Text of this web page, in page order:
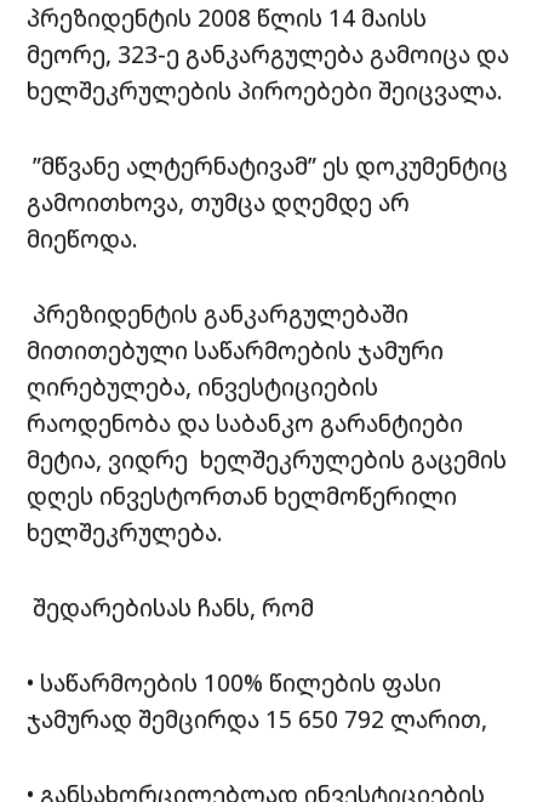
პრეზიდენტის 2008 წლის 14 მაისს
მეორე, 323-ე განკარგულება გამოიცა და
ხელშეკრულების პიროებები შეიცვალა.
”მწვანე ალტერნატივამ” ეს დოკუმენტიც
გამოითხოვა, თუმცა დღემდე არ
მიეწოდა.
პრეზიდენტის განკარგულებაში
მითითებული საწარმოების ჯამური
ღირებულება, ინვესტიციების
რაოდენობა და საბანკო გარანტიები
მეტია, ვიდრე ხელშეკრულების გაცემის
დღეს ინვესტორთან ხელმოწერილი
ხელშეკრულება.
შედარებისას ჩანს, რომ
• საწარმოების 100% წილების ფასი
ჯამურად შემცირდა 15 650 792 ლარით,
• განსახორცილებლად ინვესტიციების